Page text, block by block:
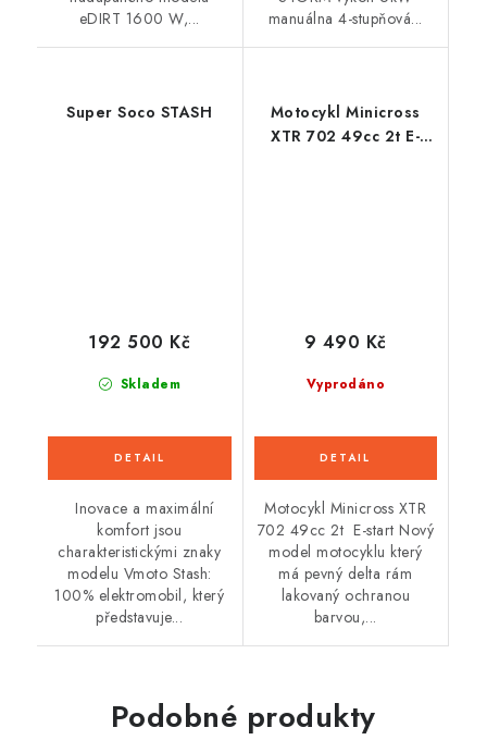
eDIRT 1600 W,...
manuálna 4-stupňová...
Super Soco STASH
Skladem
192 500 Kč
Inovace a maximální
komfort jsou
charakteristickými znaky
modelu Vmoto Stash:
100% elektromobil, který
představuje...
Motocykl Minicross
XTR 702 49cc 2t E-
Vyprodáno
9 490 Kč
Motocykl Minicross XTR
702 49cc 2t E-start Nový
model motocyklu který
má pevný delta rám
lakovaný ochranou
barvou,...
Podobné produkty